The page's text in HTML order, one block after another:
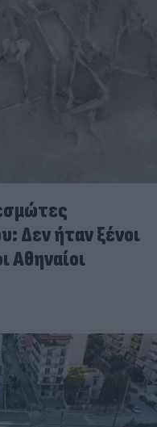
Δεν ήταν ξένοι
Αθηναίοι